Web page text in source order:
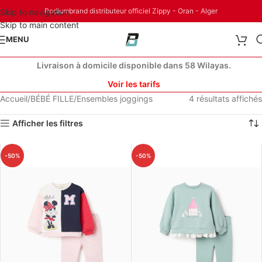
Skip to navigation
Skip to main content
Podiumbrand distributeur officiel Zippy - Oran - Alger
MENU
Livraison à domicile disponible dans 58 Wilayas.
Voir les tarifs
Accueil BÉBÉ FILLE Ensembles joggings 4 résultats affichés
Afficher les filtres
-50% -50%